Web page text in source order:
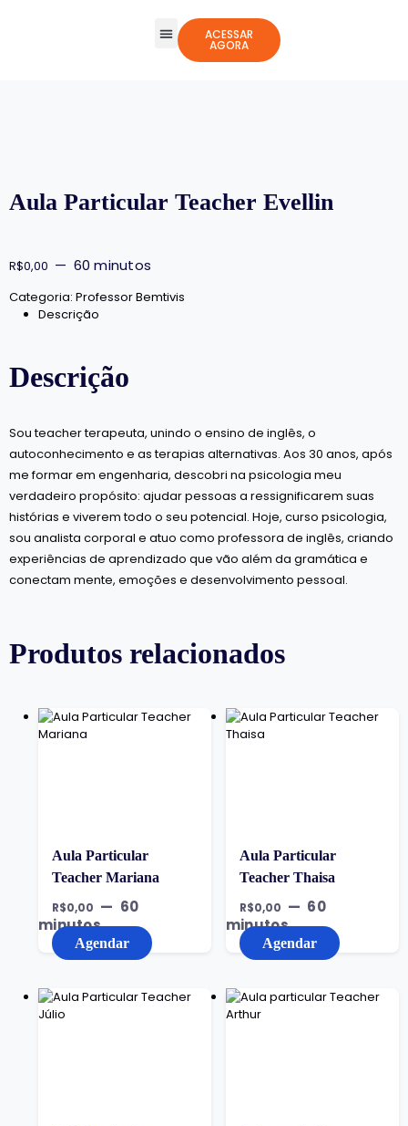
ACESSAR
AGORA
Aula Particular Teacher Evellin
R$0,00 60 minutos
Categoria: Professor Bemtivis
Descrição
Descrição
Sou teacher terapeuta, unindo o ensino de inglês, o
autoconhecimento e as terapias alternativas. Aos 30 anos, após
me formar em engenharia, descobri na psicologia meu
verdadeiro propósito: ajudar pessoas a ressignificarem suas
histórias e viverem todo o seu potencial. Hoje, curso psicologia,
sou analista corporal e atuo como professora de inglês, criando
experiências de aprendizado que vão além da gramática e
conectam mente, emoções e desenvolvimento pessoal.
Produtos relacionados
Aula Particular
Teacher Mariana
R$0,00
60
minutos
Agendar
Aula Particular
Teacher Thaisa
R$0,00
60
minutos
Agendar